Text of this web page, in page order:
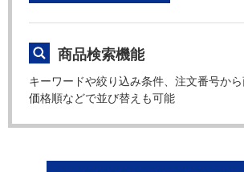
商品検索機能
キーワードや絞り込み条件、注文番号から
価格順などで並び替えも可能